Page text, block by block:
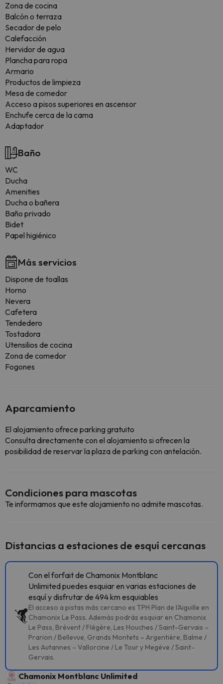
Zona de cocina
Balcón o terraza
Secador de pelo
Calefacción
Hervidor de agua
Plancha para ropa
Armario
Productos de limpieza
Mesa de comedor
Acceso a pisos superiores en ascensor
Enchufe cerca de la cama
Adaptador
Baño
WC
Ducha
Amenities
Ducha o bañera
Baño privado
Bidet
Papel higiénico
Más servicios
Dispone de toallas
Horno
Nevera
Cafetera
Tendedero
Tostadora
Utensilios de cocina
Zona de comedor
Fogones
Aparcamiento
El alojamiento ofrece parking gratuito
Consulta directamente con el alojamiento si ofrecen la
posibilidad de reservar la plaza de parking con antelación.
Condiciones para mascotas
Te informamos que este alojamiento no admite mascotas.
Distancias a estaciones de esquí cercanas
Con el forfait de Chamonix Montblanc
Unlimited puedes esquiar en varias estaciones de
esquí y disfrutar de 494 km esquiables
El acceso a pistas más cercano es TPH Plan de l'Aiguille en
Chamonix Le Pass. Además podrás esquiar en Chamonix
Le Pass, Brévent / Flégère, Les Houches / Saint-Gervais –
Prarion / Bellevue, Grands Montets – Argentière, Balme /
Les Autannes – Vallorcine / Le Tour y Megève / Saint-
Gervais.
Chamonix Montblanc Unlimited